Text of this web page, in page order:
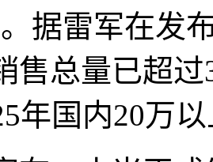
据雷军在发
售总量已超
年国内20万